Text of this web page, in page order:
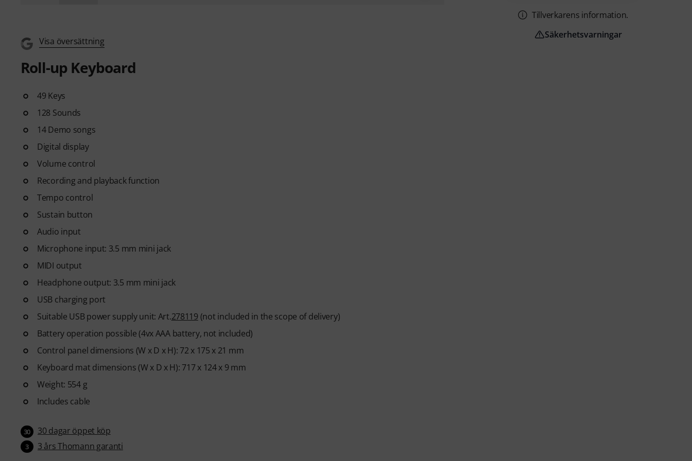
Visa översättning
Roll-up Keyboard
49 Keys
128 Sounds
14 Demo songs
Digital display
Volume control
Recording and playback function
Tempo control
Sustain button
Audio input
Microphone input: 3.5 mm mini jack
MIDI output
Headphone output: 3.5 mm mini jack
USB charging port
Suitable USB power supply unit: Art.278119 (not included in the scope of delivery)
Battery operation possible (4vx AAA battery, not included)
Control panel dimensions (W x D x H): 72 x 175 x 21 mm
Keyboard mat dimensions (W x D x H): 717 x 124 x 9 mm
Weight: 554 g
Includes cable
30 30 dagar öppet köp
3 3 års Thomann garanti
Tillverkarens information.
Säkerhetsvarningar